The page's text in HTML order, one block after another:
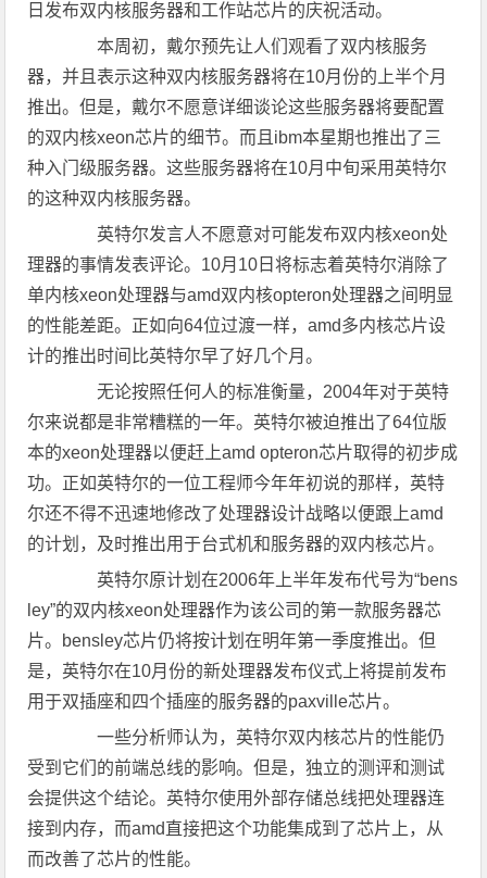
日发布双内核服务器和工作站芯片的庆祝活动。
本周初，戴尔预先让人们观看了双内核服务
器，并且表示这种双内核服务器将在10月份的上半个月
推出。但是，戴尔不愿意详细谈论这些服务器将要配置
的双内核xeon芯片的细节。而且ibm本星期也推出了三
种入门级服务器。这些服务器将在10月中旬采用英特尔
的这种双内核服务器。
英特尔发言人不愿意对可能发布双内核xeon处
理器的事情发表评论。10月10日将标志着英特尔消除了
单内核xeon处理器与amd双内核opteron处理器之间明显
的性能差距。正如向64位过渡一样，amd多内核芯片设
计的推出时间比英特尔早了好几个月。
无论按照任何人的标准衡量，2004年对于英特
尔来说都是非常糟糕的一年。英特尔被迫推出了64位版
本的xeon处理器以便赶上amd opteron芯片取得的初步成
功。正如英特尔的一位工程师今年年初说的那样，英特
尔还不得不迅速地修改了处理器设计战略以便跟上amd
的计划，及时推出用于台式机和服务器的双内核芯片。
英特尔原计划在2006年上半年发布代号为“bens
ley”的双内核xeon处理器作为该公司的第一款服务器芯
片。bensley芯片仍将按计划在明年第一季度推出。但
是，英特尔在10月份的新处理器发布仪式上将提前发布
用于双插座和四个插座的服务器的paxville芯片。
一些分析师认为，英特尔双内核芯片的性能仍
受到它们的前端总线的影响。但是，独立的测评和测试
会提供这个结论。英特尔使用外部存储总线把处理器连
接到内存，而amd直接把这个功能集成到了芯片上，从
而改善了芯片的性能。